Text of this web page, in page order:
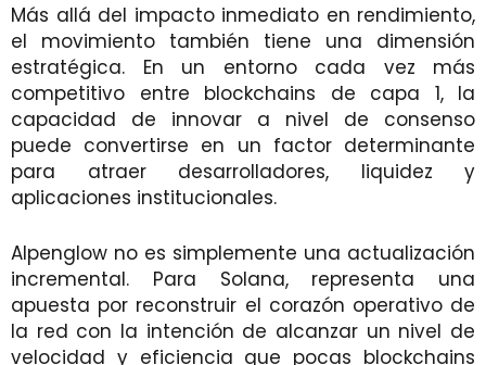
Más allá del impacto inmediato en rendimiento,
el movimiento también tiene una dimensión
estratégica. En un entorno cada vez más
competitivo entre blockchains de capa 1, la
capacidad de innovar a nivel de consenso
puede convertirse en un factor determinante
para atraer desarrolladores, liquidez y
aplicaciones institucionales.
Alpenglow no es simplemente una actualización
incremental. Para Solana, representa una
apuesta por reconstruir el corazón operativo de
la red con la intención de alcanzar un nivel de
velocidad y eficiencia que pocas blockchains